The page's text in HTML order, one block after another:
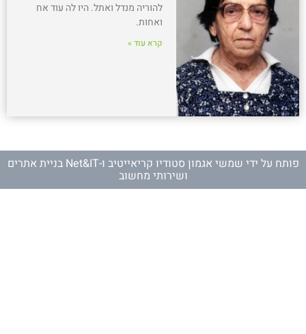
להוריה מנדל ואתל. היו לה עוד אח
ואחות.
קרא עוד »
פותח על ידי שמשי אגמון סטודיו קריאייטיב ו- Net&IT בניית אתרים
ושירותי מחשוב